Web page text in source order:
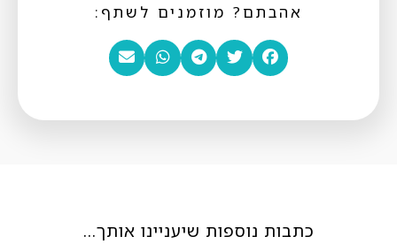
אהבתם? מוזמנים לשתף:
כתבות נוספות שיעניינו אותך…